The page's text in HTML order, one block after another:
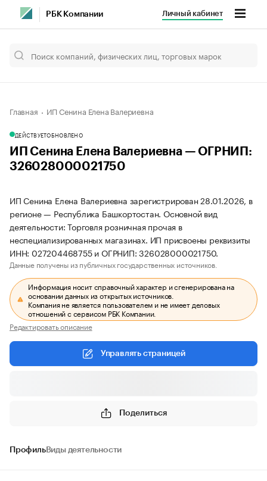
РБК Компании Личный кабинет
Главная ИП Сенина Елена Валериевна
ДЕЙСТВУЕТОБНОВЛЕНО
ИП Сенина Елена Валериевна — ОГРНИП:
326028000021750
ИП Сенина Елена Валериевна зарегистрирован 28.01.2026, в
регионе — Республика Башкортостан. Основной вид
деятельности: Торговля розничная прочая в
неспециализированных магазинах. ИП присвоены реквизиты
ИНН: 027204468755 и ОГРНИП: 326028000021750.
Данные получены из публичных государственных источников.
Информация носит справочный характер и сгенерирована на
основании данных из открытых источников.
Компания не является пользователем и не имеет деловых
отношений с сервисом РБК Компании.
Редактировать описание
Управлять страницей
Поделиться
ПрофильВиды деятельности